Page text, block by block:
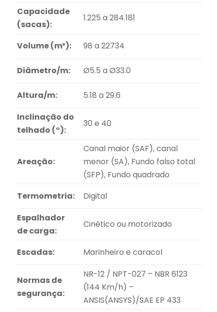
Capacidade
(sacas):
1.225 a 284.181
Volume (m³): 98 a 22734
Diâmetro/m: Ø5.5 a Ø33.0
Altura/m:
5.18 a 29.6
Inclinação do
telhado (°):
30 e 40
Areação:
Canal maior (SAF), canal
menor (SA), Fundo falso total
(SFP), Fundo quadrado
Termometria:
Digital
Espalhador
de carga:
Cinético ou motorizado
Escadas: Marinheiro e caracol
Normas de
segurança:
NR-12 / NPT-027 – NBR 6123
(144 Km/h) –
ANSIS(ANSYS)/SAE EP 433